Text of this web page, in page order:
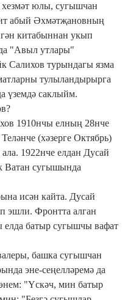
юлы, сугышчан
абый Әхмәтҗановның
китабыннан укып
"Авыл утлары"
Салихов турындагы язма
тулыландырырга
үземдә саклыйм.
1910нчы елның 28нче
(хәзерге Октябрь)
1922нче елдан Дусай
Ватан сугышында
исән кайта. Дусай
эшли. Фронтта алган
елда батыр сугышчы вафат
башка сугышчан
эне-сеңелләремә да
"Үскәч, мин батыр